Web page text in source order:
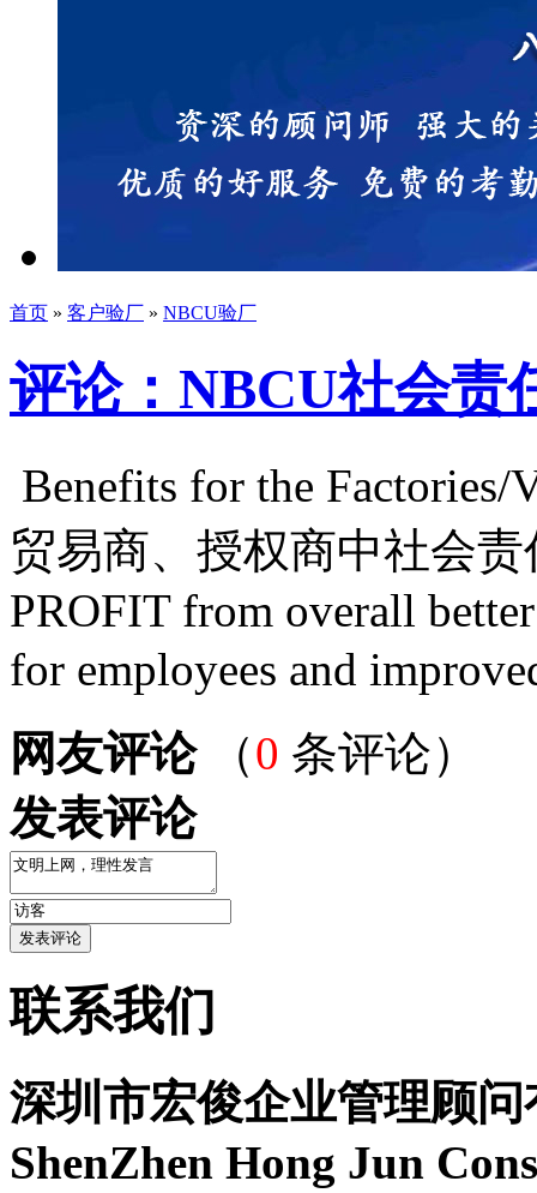
首页 » 客户验厂 » NBCU验厂
评论：NBCU社会责
Benefits for the
贸易商、授权商中社会
PROFIT from overall
for employees and
网友评论（0 条评论）
发表评论
联系我们
深圳市宏俊企业管理顾
ShenZhen Hong Jun